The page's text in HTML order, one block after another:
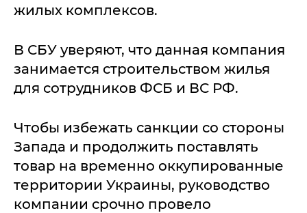
жилых комплексов.
В СБУ уверяют, что данная компания
занимается строительством жилья
для сотрудников ФСБ и ВС РФ.
Чтобы избежать санкции со стороны
Запада и продолжить поставлять
товар на временно оккупированные
территории Украины, руководство
компании срочно провело